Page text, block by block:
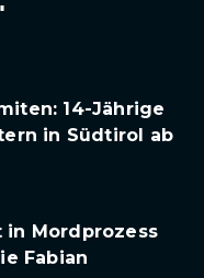
14-Jährige
in Südtirol ab
Mordprozess
Fabian